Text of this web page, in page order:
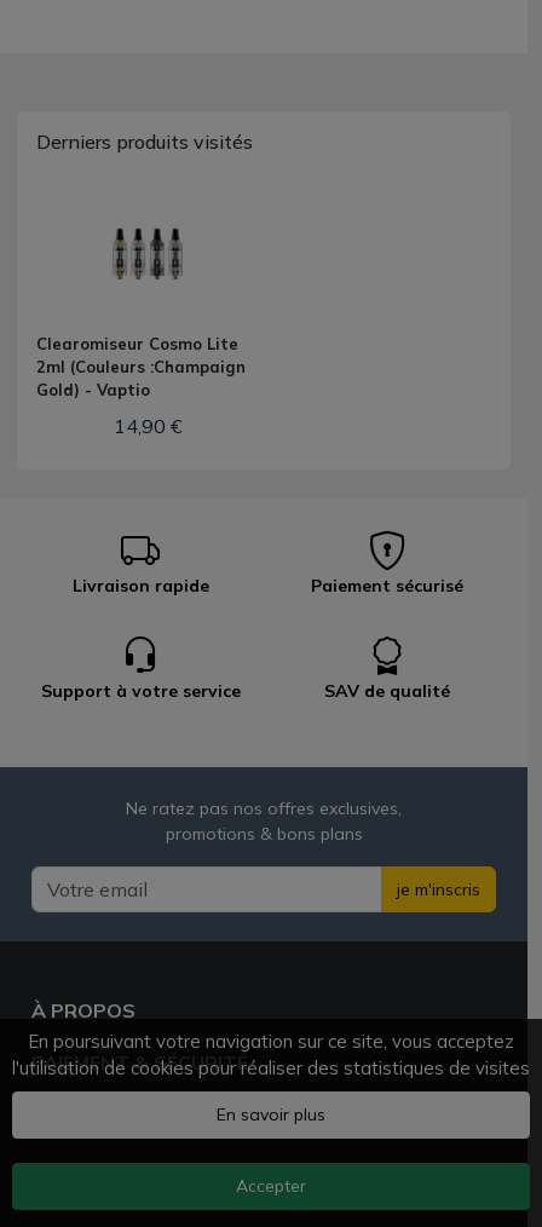
Derniers produits visités
Clearomiseur Cosmo Lite
2ml (Couleurs :Champaign
Gold) - Vaptio
14,90 €
Livraison rapide Paiement sécurisé
Support à votre service SAV de qualité
Ne ratez pas nos offres exclusives,
promotions & bons plans
je m'inscris
À PROPOS
PAIEMENT & SÉCURITÉ
© 2025 - 2026 Tous droits réservés
En poursuivant votre navigation sur ce site, vous acceptez
l'utilisation de cookies pour réaliser des statistiques de visites
En savoir plus
Accepter